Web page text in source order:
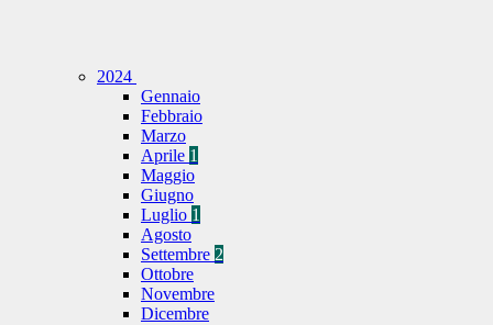
2024
Gennaio
Febbraio
Marzo
Aprile 1
Maggio
Giugno
Luglio 1
Agosto
Settembre 2
Ottobre
Novembre
Dicembre